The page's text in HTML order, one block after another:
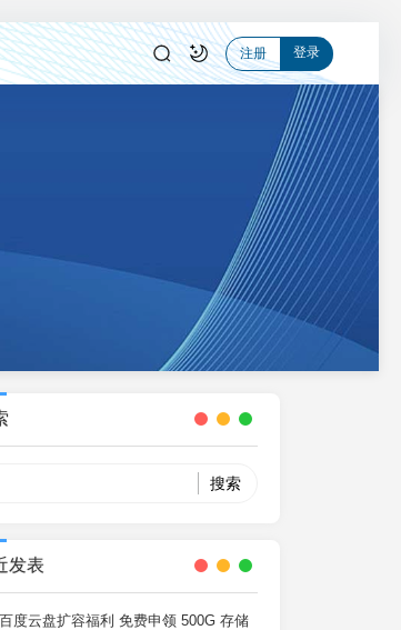
注册 登录
发表
百度云盘扩容福利 免费申领 500G 存储